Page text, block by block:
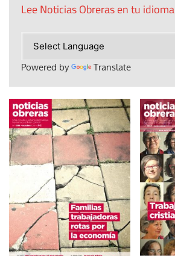
Lee Noticias Obreras en tu idioma
Powered by Translate